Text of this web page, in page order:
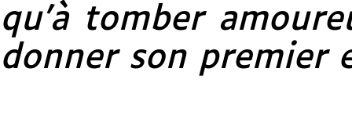
qu’à tomber
donner son premier